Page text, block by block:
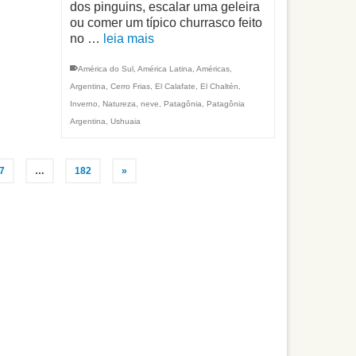
dos pinguins, escalar uma geleira
ou comer um típico churrasco feito
no … leia mais
América do Sul, América Latina Américas,
Argentina
Cerro Frias, El Calafate El Chaltén
Inverno
Natureza neve Patagônia
Patagônia
Argentina
Ushuaia
7 … 182 »